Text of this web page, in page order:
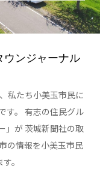
ウンジャーナル
私たち小美玉市民に
す。 有志の住民グル
」が 茨城新聞社の取
の情報を小美玉市民
。